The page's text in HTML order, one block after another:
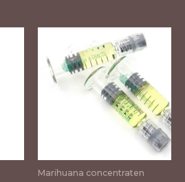
Marihuana concentraten